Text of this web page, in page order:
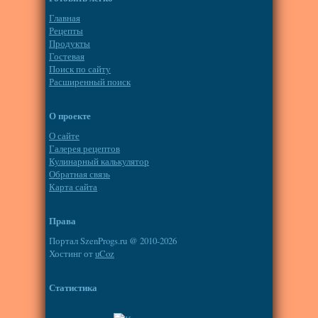
Главная
Рецепты
Продукты
Гостевая
Поиск по сайту
Расширенный поиск
О проекте
О сайте
Галерея рецептов
Кулинарный калькулятор
Обратная связь
Карта сайта
Права
Портал SzenProgs.ru @ 2010-2026
Хостинг отuCoz
Статистика